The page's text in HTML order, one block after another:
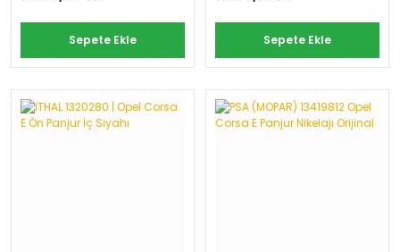
Sepete Ekle Sepete Ekle